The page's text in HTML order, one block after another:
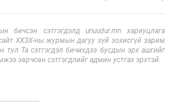
бичсэн сэтгэгдэлд unuudur.mn хариуцлага
ХХЗХ-ны журмын дагуу зүй зохисгүй зарим
тул Та сэтгэгдэл бичихдээ бусдын эрх ашгийг
зөрчсөн сэтгэгдлийг админ устгах эрхтэй.